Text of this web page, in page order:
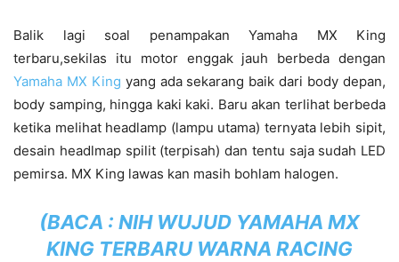
Balik lagi soal penampakan Yamaha MX King
terbaru,sekilas itu motor enggak jauh berbeda dengan
Yamaha MX King yang ada sekarang baik dari body depan,
body samping, hingga kaki kaki. Baru akan terlihat berbeda
ketika melihat headlamp (lampu utama) ternyata lebih sipit,
desain headlmap spilit (terpisah) dan tentu saja sudah LED
pemirsa. MX King lawas kan masih bohlam halogen.
(BACA : NIH WUJUD YAMAHA MX
KING TERBARU WARNA RACING